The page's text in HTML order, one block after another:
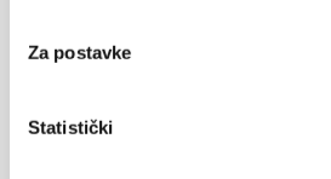
Za postavke
Statistički